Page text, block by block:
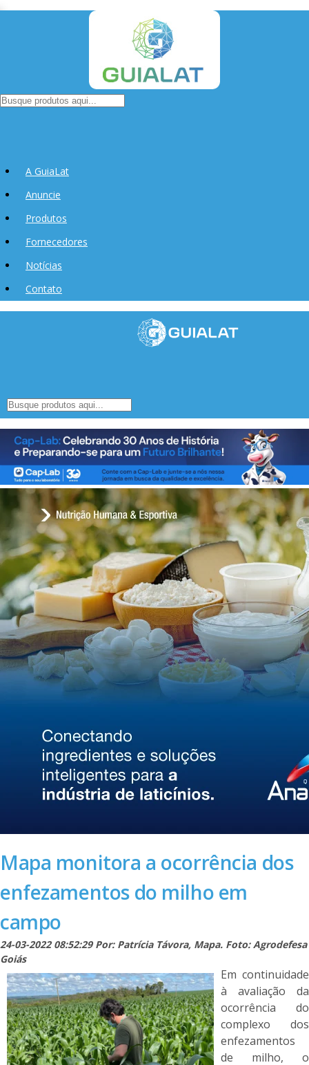
A GuiaLat
Anuncie
Produtos
Fornecedores
Notícias
Contato
Mapa monitora a ocorrência dos
enfezamentos do milho em
campo
24-03-2022 08:52:29 Por: Patrícia Távora, Mapa. Foto: Agrodefesa
Goiás
Em continuidade
à avaliação da
ocorrência do
complexo dos
enfezamentos
de milho, o